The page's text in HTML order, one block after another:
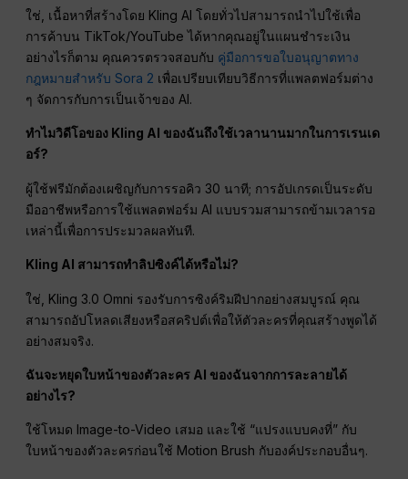
ใช่, เนื้อหาที่สร้างโดย Kling AI โดยทั่วไปสามารถนำไปใช้เพื่อ
การค้าบน TikTok/YouTube ได้หากคุณอยู่ในแผนชำระเงิน
อย่างไรก็ตาม คุณควรตรวจสอบกับ คู่มือการขอใบอนุญาตทาง
กฎหมายสำหรับ Sora 2 เพื่อเปรียบเทียบวิธีการที่แพลตฟอร์มต่าง
ๆ จัดการกับการเป็นเจ้าของ AI.
ทำไมวิดีโอของ Kling AI ของฉันถึงใช้เวลานานมากในการเรนเด
อร์?
ผู้ใช้ฟรีมักต้องเผชิญกับการรอคิว 30 นาที; การอัปเกรดเป็นระดับ
มืออาชีพหรือการใช้แพลตฟอร์ม AI แบบรวมสามารถข้ามเวลารอ
เหล่านี้เพื่อการประมวลผลทันที.
Kling AI สามารถทำลิปซิงค์ได้หรือไม่?
ใช่, Kling 3.0 Omni รองรับการซิงค์ริมฝีปากอย่างสมบูรณ์ คุณ
สามารถอัปโหลดเสียงหรือสคริปต์เพื่อให้ตัวละครที่คุณสร้างพูดได้
อย่างสมจริง.
ฉันจะหยุดใบหน้าของตัวละคร AI ของฉันจากการละลายได้
อย่างไร?
ใช้โหมด Image-to-Video เสมอ และใช้ “แปรงแบบคงที่” กับ
ใบหน้าของตัวละครก่อนใช้ Motion Brush กับองค์ประกอบอื่นๆ.